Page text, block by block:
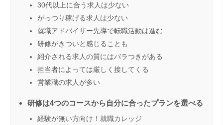
30代以上に合う求人は少ない
がっつり稼げる求人は少ない
就職アドバイザー先導で転職活動は進む
研修がきついと感じることも
紹介される求人の質にはバラつきがある
担当者によっては厳しく接してくる
営業職の求人が多い
研修は4つのコースから自分に合ったプランを選べる
経験が無い方向け！就職カレッジ